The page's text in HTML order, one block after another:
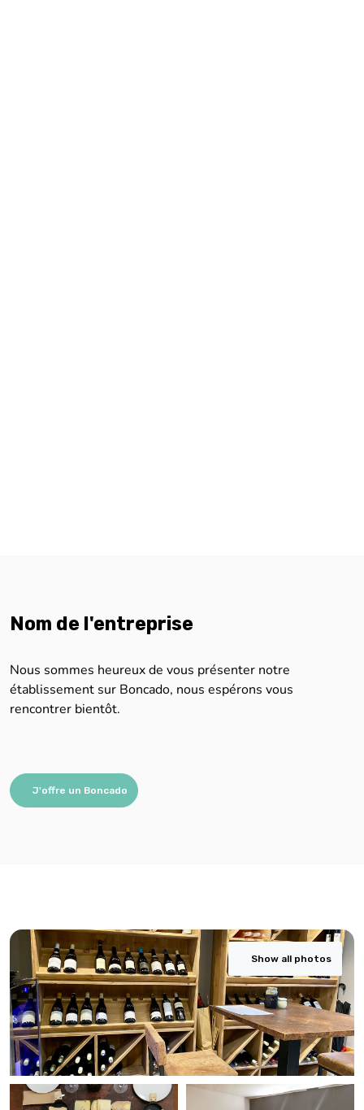
Nom de l'entreprise
Nous sommes heureux de vous présenter notre
établissement sur Boncado, nous espérons vous
rencontrer bientôt.
J'offre un Boncado
Show all photos